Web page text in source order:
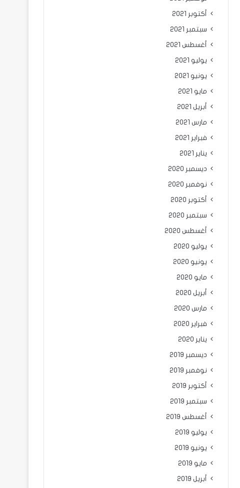
أكتوبر 2021
سبتمبر 2021
أغسطس 2021
يوليو 2021
يونيو 2021
مايو 2021
أبريل 2021
مارس 2021
فبراير 2021
يناير 2021
ديسمبر 2020
نوفمبر 2020
أكتوبر 2020
سبتمبر 2020
أغسطس 2020
يوليو 2020
يونيو 2020
مايو 2020
أبريل 2020
مارس 2020
فبراير 2020
يناير 2020
ديسمبر 2019
نوفمبر 2019
أكتوبر 2019
سبتمبر 2019
أغسطس 2019
يوليو 2019
يونيو 2019
مايو 2019
أبريل 2019